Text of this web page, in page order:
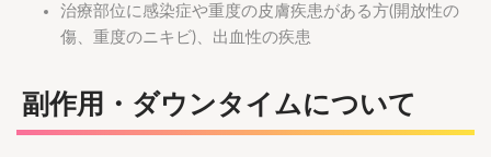
治療部位に感染症や重度の皮膚疾患がある方(開放性の
傷、重度のニキビ)、出血性の疾患
副作用・ダウンタイムについて